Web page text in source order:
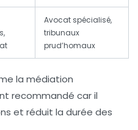
Avocat spécialisé,
tribunaux
prud’homaux
la médiation
recommandé car il
et réduit la durée des